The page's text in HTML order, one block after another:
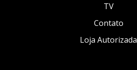
TV
Contato
Loja Autorizada